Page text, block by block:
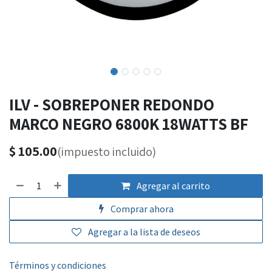
ILV - SOBREPONER REDONDO
MARCO NEGRO 6800K 18WATTS BF
$ 105.00(impuesto incluido)
Agregar al carrito
Comprar ahora
Agregar a la lista de deseos
Términos y condiciones